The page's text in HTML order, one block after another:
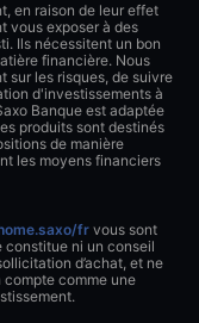
en raison de leur effet
vous exposer à des
Ils nécessitent un bon
financière. Nous
sur les risques, de suivre
d'investissements à
Banque est adaptée
produits sont destinés
de manière
les moyens financiers
frvous sont
constitue ni un conseil
d’achat, et ne
comme une